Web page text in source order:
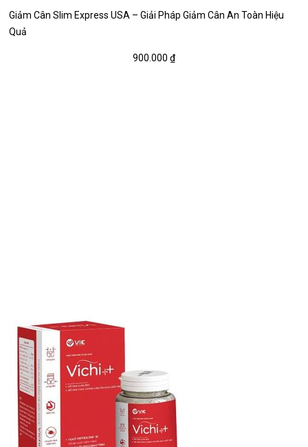
Giảm Cân Slim Express USA – Giải Pháp Giảm Cân An Toàn Hiệu
Quả
900.000 ₫